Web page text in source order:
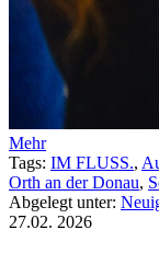
Mehr
Tags: IM FLUSS.,
Orth an der Donau,
Abgelegt unter:
27.02. 2026